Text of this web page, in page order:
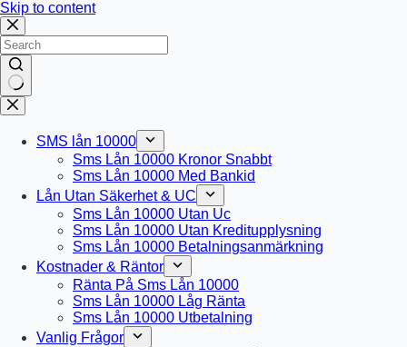
Skip to content
No
results
SMS lån 10000
Sms Lån 10000 Kronor Snabbt
Sms Lån 10000 Med Bankid
Lån Utan Säkerhet & UC
Sms Lån 10000 Utan Uc
Sms Lån 10000 Utan Kreditupplysning
Sms Lån 10000 Betalningsanmärkning
Kostnader & Räntor
Ränta På Sms Lån 10000
Sms Lån 10000 Låg Ränta
Sms Lån 10000 Utbetalning
Vanlig Frågor